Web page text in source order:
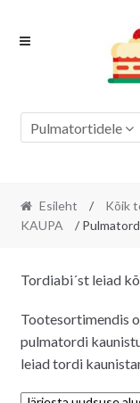
Skip
Skip
Pulmatortidele
Esileht /
Kõik
KAUPA
/
Tordiabi´st leiad
Tootesortimendis
pulmatordi
leiad tordi